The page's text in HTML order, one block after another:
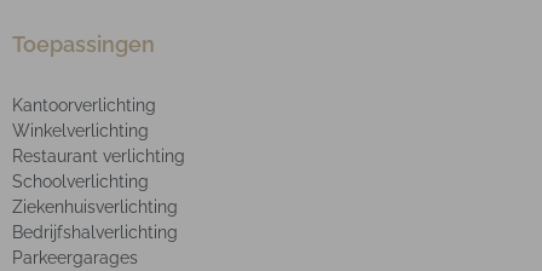
Toepassingen
Kantoorverlichting
Winkelverlichting
Restaurant verlichting
Schoolverlichting
Ziekenhuisverlichting
Bedrijfshalverlichting
Parkeergarages